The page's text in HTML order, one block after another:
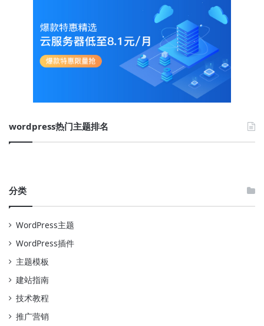
wordpress热门主题排名
分类
WordPress主题
WordPress插件
主题模板
建站指南
技术教程
推广营销